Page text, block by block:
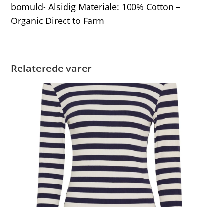
bomuld- Alsidig Materiale: 100% Cotton –
Organic Direct to Farm
Relaterede varer